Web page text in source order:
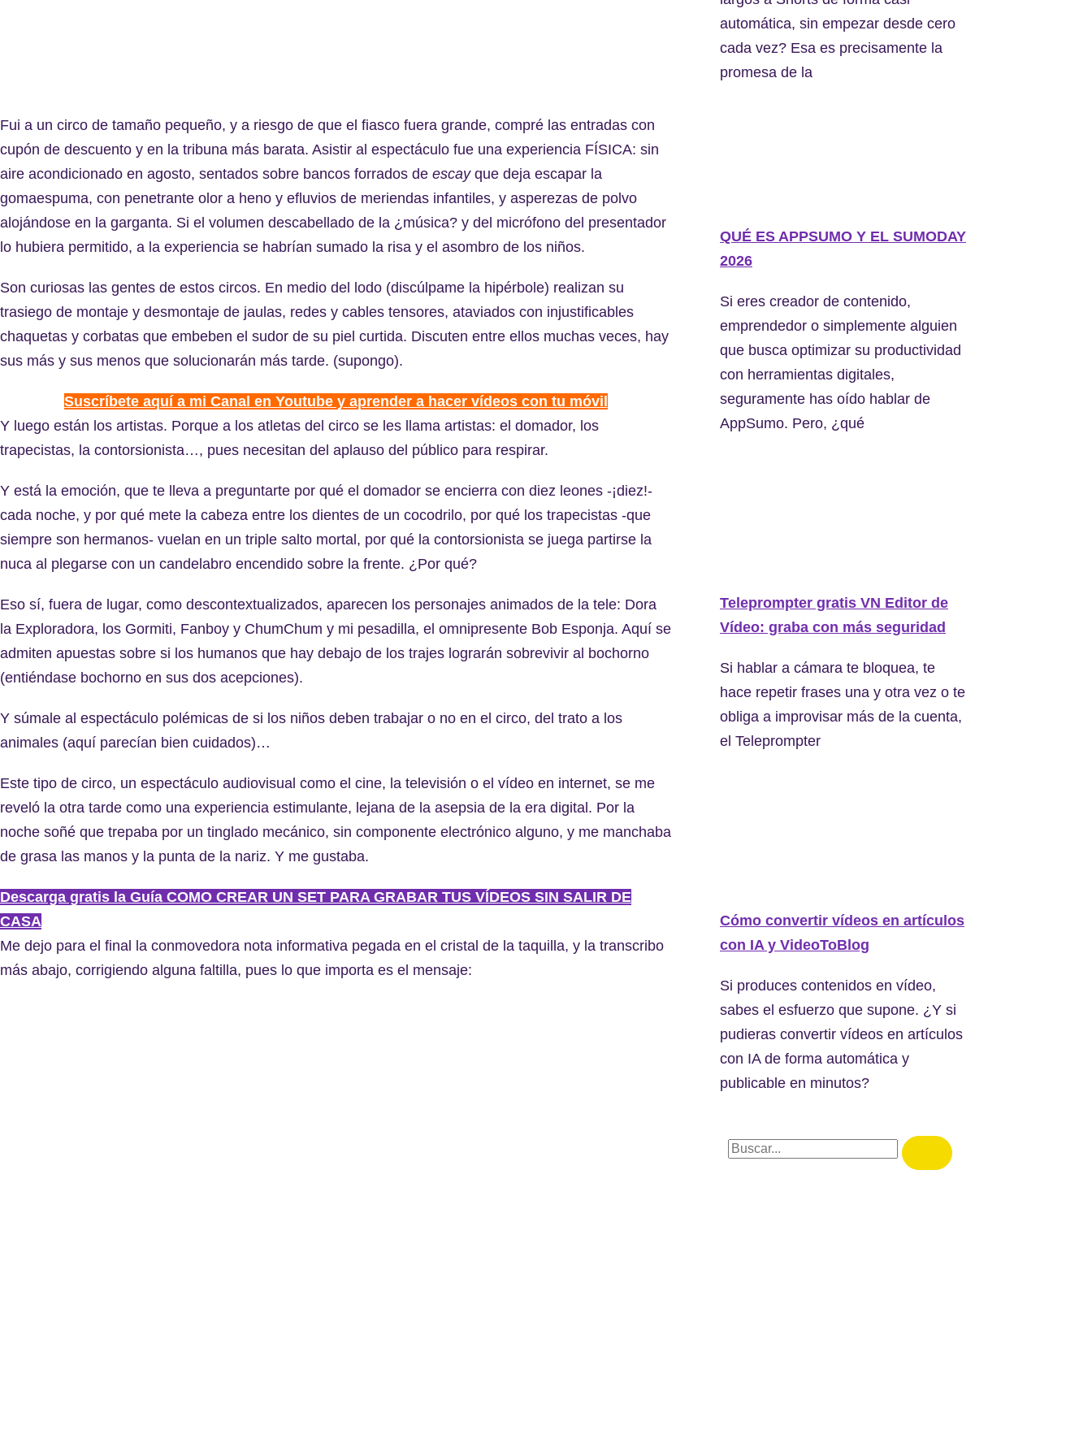
Fui a un circo de tamaño pequeño, y a riesgo de que el fiasco fuera grande, compré las entradas con
cupón de descuento y en la tribuna más barata. Asistir al espectáculo fue una experiencia FÍSICA: sin
aire acondicionado en agosto, sentados sobre bancos forrados de escay que deja escapar la
gomaespuma, con penetrante olor a heno y efluvios de meriendas infantiles, y asperezas de polvo
alojándose en la garganta. Si el volumen descabellado de la ¿música? y del micrófono del presentador
lo hubiera permitido, a la experiencia se habrían sumado la risa y el asombro de los niños.
Son curiosas las gentes de estos circos. En medio del lodo (discúlpame la hipérbole) realizan su
trasiego de montaje y desmontaje de jaulas, redes y cables tensores, ataviados con injustificables
chaquetas y corbatas que embeben el sudor de su piel curtida. Discuten entre ellos muchas veces, hay
sus más y sus menos que solucionarán más tarde. (supongo).
Suscríbete aquí a mi Canal en Youtube y aprender a hacer vídeos con tu móvil
Y luego están los artistas. Porque a los atletas del circo se les llama artistas: el domador, los
trapecistas, la contorsionista…, pues necesitan del aplauso del público para respirar.
Y está la emoción, que te lleva a preguntarte por qué el domador se encierra con diez leones -¡diez!-
cada noche, y por qué mete la cabeza entre los dientes de un cocodrilo, por qué los trapecistas -que
siempre son hermanos- vuelan en un triple salto mortal, por qué la contorsionista se juega partirse la
nuca al plegarse con un candelabro encendido sobre la frente. ¿Por qué?
Eso sí, fuera de lugar, como descontextualizados, aparecen los personajes animados de la tele: Dora
la Exploradora, los Gormiti, Fanboy y ChumChum y mi pesadilla, el omnipresente Bob Esponja. Aquí se
admiten apuestas sobre si los humanos que hay debajo de los trajes lograrán sobrevivir al bochorno
(entiéndase bochorno en sus dos acepciones).
Y súmale al espectáculo polémicas de si los niños deben trabajar o no en el circo, del trato a los
animales (aquí parecían bien cuidados)…
Este tipo de circo, un espectáculo audiovisual como el cine, la televisión o el vídeo en internet, se me
reveló la otra tarde como una experiencia estimulante, lejana de la asepsia de la era digital. Por la
noche soñé que trepaba por un tinglado mecánico, sin componente electrónico alguno, y me manchaba
de grasa las manos y la punta de la nariz. Y me gustaba.
Descarga gratis la Guía COMO CREAR UN SET PARA GRABAR TUS VÍDEOS SIN SALIR DE
CASA
Me dejo para el final la conmovedora nota informativa pegada en el cristal de la taquilla, y la transcribo
más abajo, corrigiendo alguna faltilla, pues lo que importa es el mensaje:
automática, sin empezar desde cero
cada vez? Esa es precisamente la
promesa de la
QUÉ ES APPSUMO Y EL SUMODAY
2026
Si eres creador de contenido,
emprendedor o simplemente alguien
que busca optimizar su productividad
con herramientas digitales,
seguramente has oído hablar de
AppSumo. Pero, ¿qué
Teleprompter gratis VN Editor de
Vídeo: graba con más seguridad
Si hablar a cámara te bloquea, te
hace repetir frases una y otra vez o te
obliga a improvisar más de la cuenta,
el Teleprompter
Cómo convertir vídeos en artículos
con IA y VideoToBlog
Si produces contenidos en vídeo,
sabes el esfuerzo que supone. ¿Y si
pudieras convertir vídeos en artículos
con IA de forma automática y
publicable en minutos?